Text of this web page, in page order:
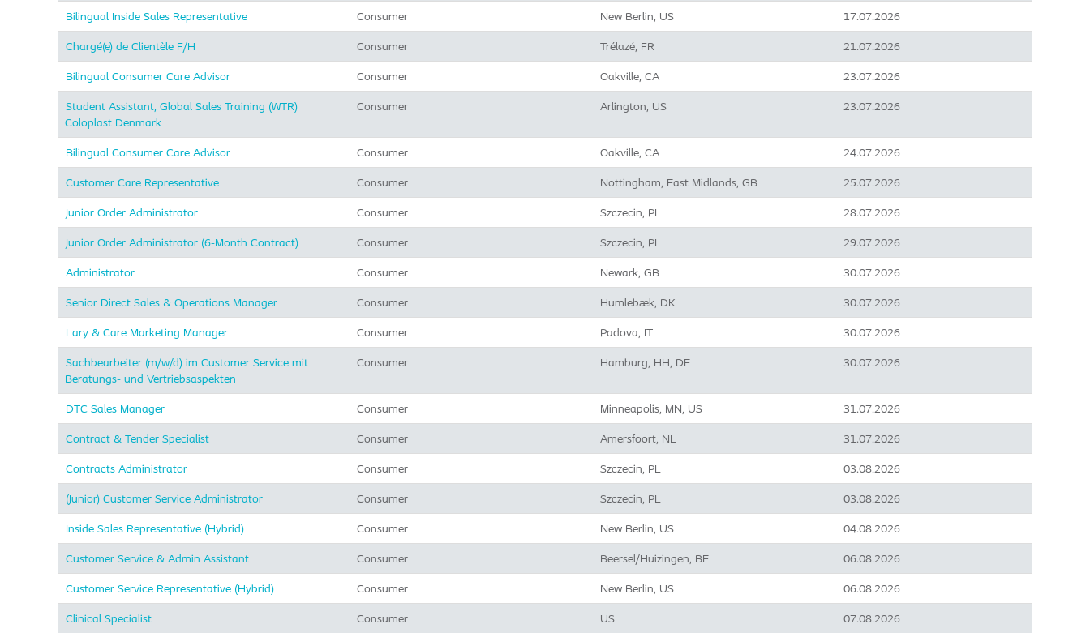
Bilingual Inside Sales Representative Consumer New Berlin, US 17.07.2026
Chargé(e) de Clientèle F/H Consumer Trélazé, FR 21.07.2026
Bilingual Consumer Care Advisor Consumer Oakville, CA 23.07.2026
Student Assistant, Global Sales Training (WTR)
Coloplast Denmark
Consumer Arlington, US 23.07.2026
Bilingual Consumer Care Advisor Consumer Oakville, CA 24.07.2026
Customer Care Representative Consumer Nottingham, East Midlands, GB 25.07.2026
Junior Order Administrator Consumer Szczecin, PL 28.07.2026
Junior Order Administrator (6-Month Contract) Consumer Szczecin, PL 29.07.2026
Administrator Consumer Newark, GB 30.07.2026
Senior Direct Sales & Operations Manager Consumer Humlebæk, DK 30.07.2026
Lary & Care Marketing Manager Consumer Padova, IT 30.07.2026
Sachbearbeiter (m/w/d) im Customer Service mit
Beratungs- und Vertriebsaspekten
Consumer Hamburg, HH, DE 30.07.2026
DTC Sales Manager Consumer Minneapolis, MN, US 31.07.2026
Contract & Tender Specialist Consumer Amersfoort, NL 31.07.2026
Contracts Administrator Consumer Szczecin, PL 03.08.2026
(Junior) Customer Service Administrator Consumer Szczecin, PL 03.08.2026
Inside Sales Representative (Hybrid) ​ Consumer New Berlin, US 04.08.2026
Customer Service & Admin Assistant Consumer Beersel/Huizingen, BE 06.08.2026
Customer Service Representative (Hybrid) Consumer New Berlin, US 06.08.2026
Clinical Specialist Consumer US 07.08.2026